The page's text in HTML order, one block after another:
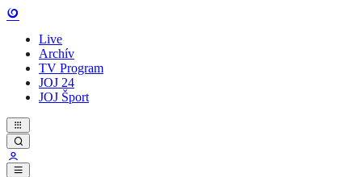
Live
Archív
TV Program
JOJ 24
JOJ Šport